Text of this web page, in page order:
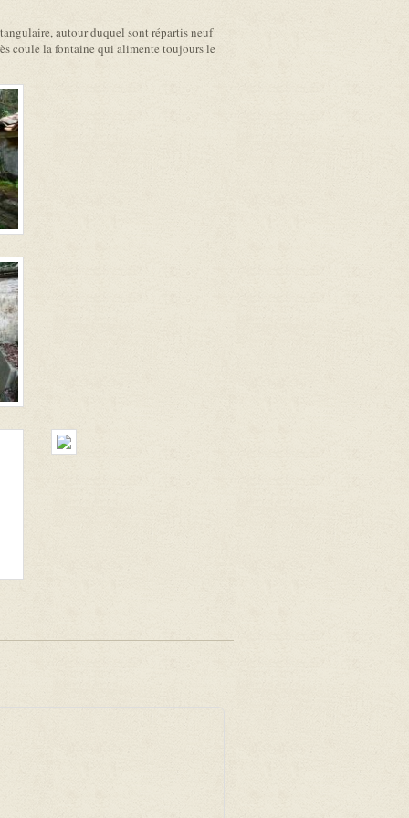
autour duquel sont répartis neuf
coule la fontaine qui alimente toujours le